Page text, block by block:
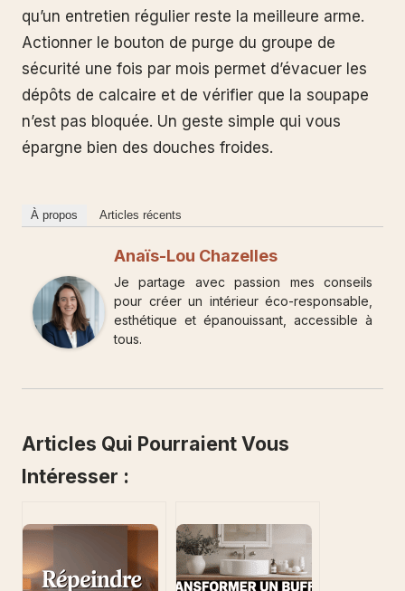
qu’un entretien régulier reste la meilleure arme.
Actionner le bouton de purge du groupe de
sécurité une fois par mois permet d’évacuer les
dépôts de calcaire et de vérifier que la soupape
n’est pas bloquée. Un geste simple qui vous
épargne bien des douches froides.
À propos Articles récents
Anaïs-Lou Chazelles
Je partage avec passion mes conseils
pour créer un intérieur éco-responsable,
esthétique et épanouissant, accessible à
tous.
Articles Qui Pourraient Vous
Intéresser :